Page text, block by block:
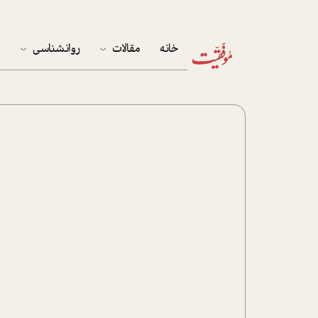
خانه مقالات روانشناسی